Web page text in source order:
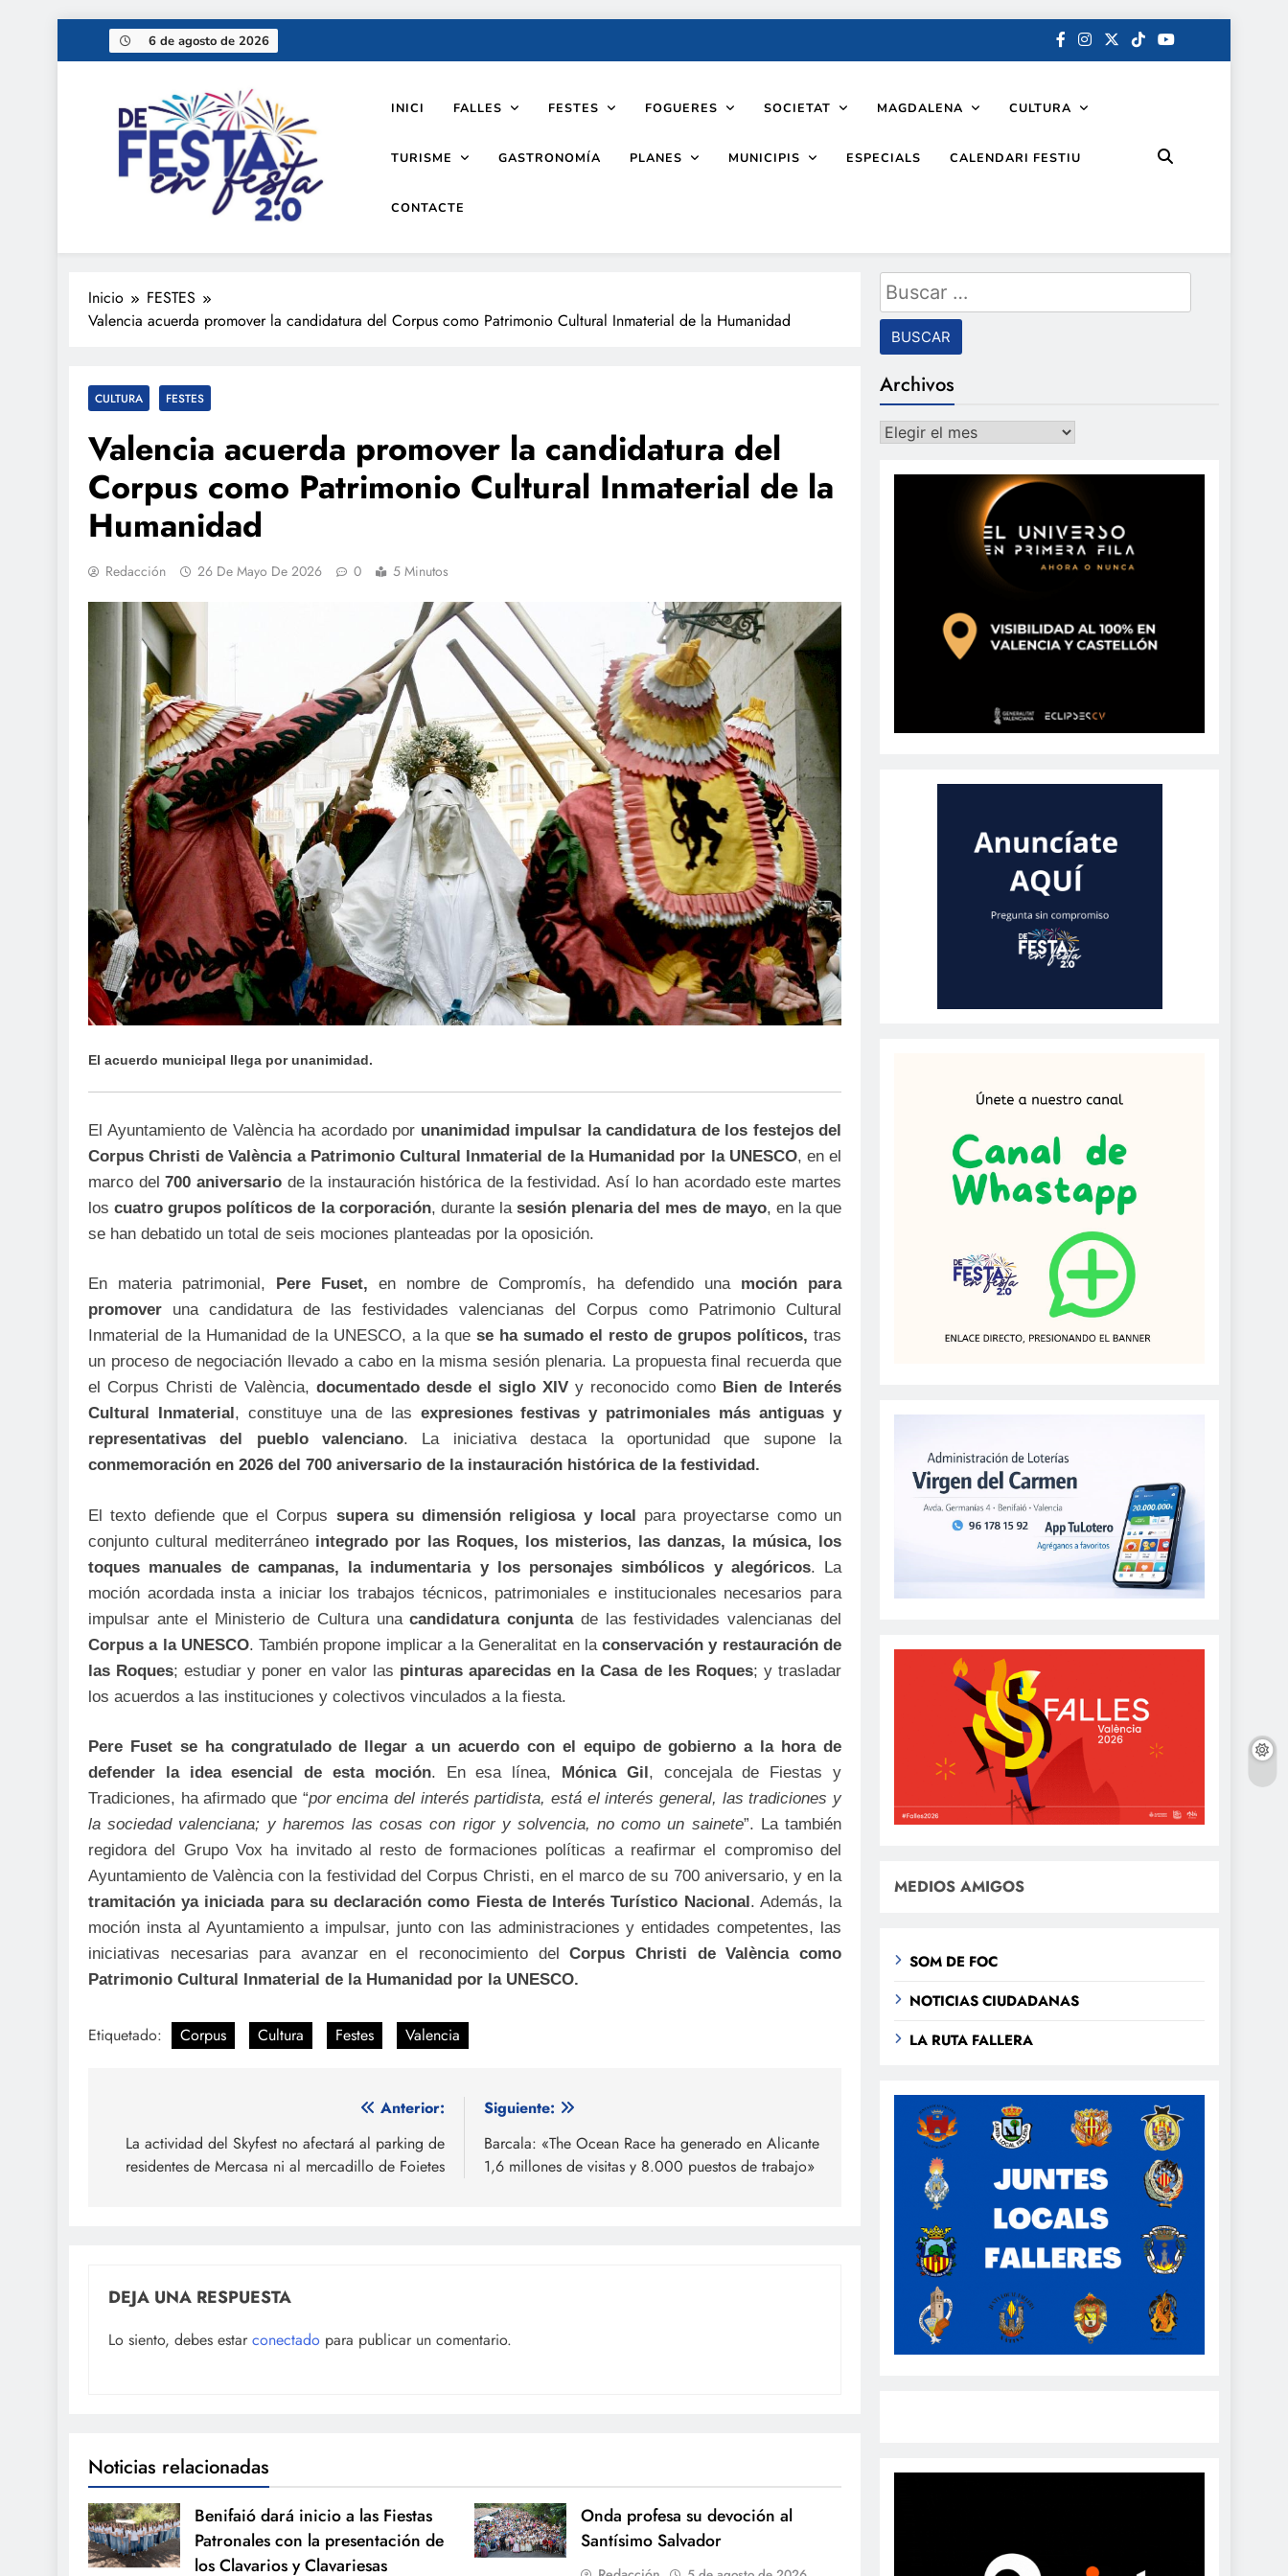
6 de agosto de 2026
De festa en festa 2.0
INICI FALLES FESTES FOGUERES SOCIETAT MAGDALENA CULTURA
TURISME GASTRONOMÍA PLANES MUNICIPIS ESPECIALS CALENDARI FESTIU
CONTACTE
Inicio
FESTES
Valencia acuerda promover la candidatura del Corpus como Patrimonio Cultural Inmaterial de la Humanidad
CULTURA FESTES
Valencia acuerda promover la candidatura del
Corpus como Patrimonio Cultural Inmaterial de la
Humanidad
Redacción 26 De Mayo De 2026 0 5 Minutos
El acuerdo municipal llega por unanimidad.
El Ayuntamiento de València ha acordado por unanimidad impulsar la candidatura de los festejos del
Corpus Christi de València a Patrimonio Cultural Inmaterial de la Humanidad por la UNESCO, en el
marco del700 aniversariode la instauración histórica de la festividad. Así lo han acordado este martes
loscuatro grupos políticos de la corporación, durante lasesión plenaria del mes de mayo, en la que
se han debatido un total de seis mociones planteadas por la oposición.
En materia patrimonial, Pere Fuset, en nombre de Compromís, ha defendido una moción para
promover una candidatura de las festividades valencianas del Corpus como Patrimonio Cultural
Inmaterial de la Humanidad de la UNESCO, a la que se ha sumado el resto de grupos políticos, tras
un proceso de negociación llevado a cabo en la misma sesión plenaria. La propuesta final recuerda que
el Corpus Christi de València, documentado desde el siglo XIV y reconocido como Bien de Interés
Cultural Inmaterial , constituye una de las expresiones festivas y patrimoniales más antiguas y
representativas del pueblo valenciano. La iniciativa destaca la oportunidad que supone la
conmemoración en 2026 del 700 aniversario de la instauración histórica de la festividad.
El texto defiende que el Corpus supera su dimensión religiosa y local para proyectarse como un
conjunto cultural mediterráneo integrado por las Roques, los misterios, las danzas, la música, los
toques manuales de campanas, la indumentaria y los personajes simbólicos y alegóricos. La
moción acordada insta a iniciar los trabajos técnicos, patrimoniales e institucionales necesarios para
impulsar ante el Ministerio de Cultura unacandidatura conjuntade las festividades valencianas del
Corpus a la UNESCO. También propone implicar a la Generalitat en laconservación y restauración de
las Roques; estudiar y poner en valor las pinturas aparecidas en la Casa de les Roques; y trasladar
los acuerdos a las instituciones y colectivos vinculados a la fiesta.
Pere Fuset se ha congratulado de llegar a un acuerdo con el equipo de gobierno a la hora de
defender la idea esencial de esta moción. En esa línea, Mónica Gil , concejala de Fiestas y
Tradiciones, ha afirmado que “por encima del interés partidista, está el interés general, las tradiciones y
la sociedad valenciana; y haremos las cosas con rigor y solvencia, no como un sainete”. La también
regidora del Grupo Vox ha invitado al resto de formaciones políticas a reafirmar el compromiso del
Ayuntamiento de València con la festividad del Corpus Christi, en el marco de su 700 aniversario, y en la
tramitación ya iniciada para su declaración como Fiesta de Interés Turístico Nacional . Además, la
moción insta al Ayuntamiento a impulsar, junto con las administraciones y entidades competentes, las
iniciativas necesarias para avanzar en el reconocimiento delCorpus Christi de València como
Patrimonio Cultural Inmaterial de la Humanidad por la UNESCO.
Etiquetado: Corpus Cultura Festes Valencia
de
entradas
Anterior:
La actividad del Skyfest no afectará al parking de
residentes de Mercasa ni al mercadillo de Foietes
Siguiente:
Barcala: «The Ocean Race ha generado en Alicante
1,6 millones de visitas y 8.000 puestos de trabajo»
DEJA UNA RESPUESTA
Lo siento, debes estar conectado para publicar un comentario.
Noticias relacionadas
Benifaió dará inicio a las Fiestas
Patronales con la presentación de
los Clavarios y Clavariesas
Onda profesa su devoción al
Santísimo Salvador
Buscar:
Archivos
Archivos
MEDIOS AMIGOS
SOM DE FOC
NOTICIAS CIUDADANAS
LA RUTA FALLERA